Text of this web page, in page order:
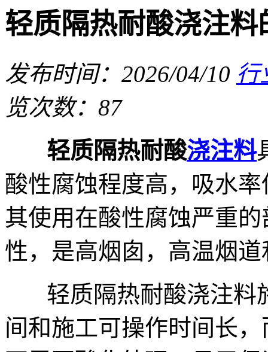
轻质隔热耐酸浇注料
发布时间：2026/04/10 行
览次数：87
轻质隔热耐酸浇注料
酸性腐蚀程度高，吸水
其使用在酸性腐蚀严重
性，是高烟囱，高温烟
轻质隔热耐酸浇注料
间和施工可操作时间长